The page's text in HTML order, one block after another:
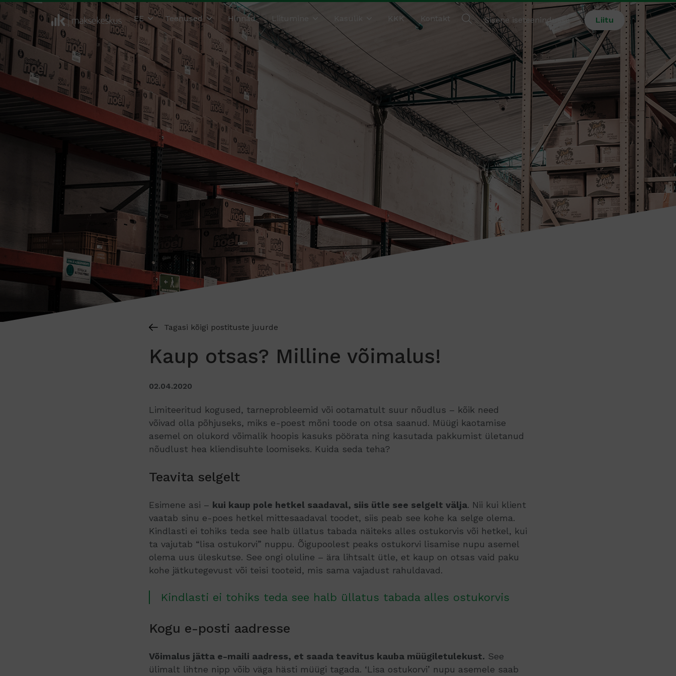
EE Teenused Hinnad Liitumine Kasulik KKK Kontakt Sisene iseteenindusse Liitu
Tagasi kõigi postituste juurde
Kaup otsas? Milline võimalus!
02.04.2020
Limiteeritud kogused, tarneprobleemid või ootamatult suur nõudlus – kõik need
võivad olla põhjuseks, miks e-poest mõni toode on otsa saanud. Müügi kaotamise
asemel on olukord võimalik hoopis kasuks pöörata ning kasutada pakkumist ületanud
nõudlust hea kliendisuhte loomiseks. Kuida seda teha?
Teavita selgelt
Esimene asi – kui kaup pole hetkel saadaval, siis ütle see selgelt välja. Nii kui klient
vaatab sinu e-poes hetkel mittesaadaval toodet, siis peab see kohe ka selge olema.
Kindlasti ei tohiks teda see halb üllatus tabada näiteks alles ostukorvis või hetkel, kui
ta vajutab “lisa ostukorvi” nuppu. Õigupoolest peaks ostukorvi lisamise nupu asemel
olema uus üleskutse. See ongi oluline – ära lihtsalt ütle, et kaup on otsas vaid paku
kohe jätkutegevust või teisi tooteid, mis sama vajadust rahuldavad.
Kindlasti ei tohiks teda see halb üllatus tabada alles ostukorvis
Kogu e-posti aadresse
Võimalus jätta e-maili aadress, et saada teavitus kauba müügiletulekust. See
ülimalt lihtne nipp võib väga hästi müügi tagada. ‘Lisa ostukorvi’ nupu asemele saab